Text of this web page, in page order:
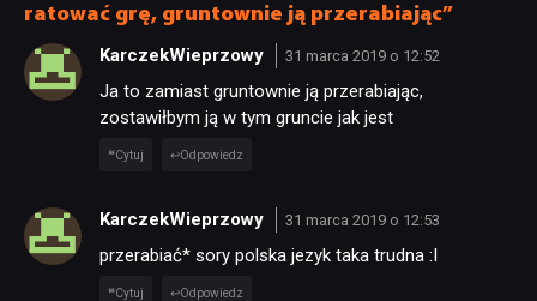
KULTURA
RETRO
DYSKUSJE
ratować grę, gruntownie ją przerabiając”
KarczekWieprzowy 31 marca 2019 o 12:52
Ja to zamiast gruntownie ją przerabiając,
zostawiłbym ją w tym gruncie jak jest
Cytuj Odpowiedz
KarczekWieprzowy 31 marca 2019 o 12:53
przerabiać* sory polska jezyk taka trudna :I
Cytuj Odpowiedz